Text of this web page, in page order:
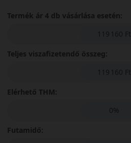
Termék ár 4 db vásárlása esetén:
119 160 Ft
Teljes viszafizetendő összeg:
119 160 Ft
Elérhető THM:
0%
Futamidő: